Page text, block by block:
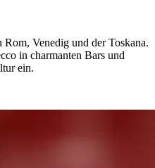
Rom, Venedig und der Toskana.
in charmanten Bars und
ein.